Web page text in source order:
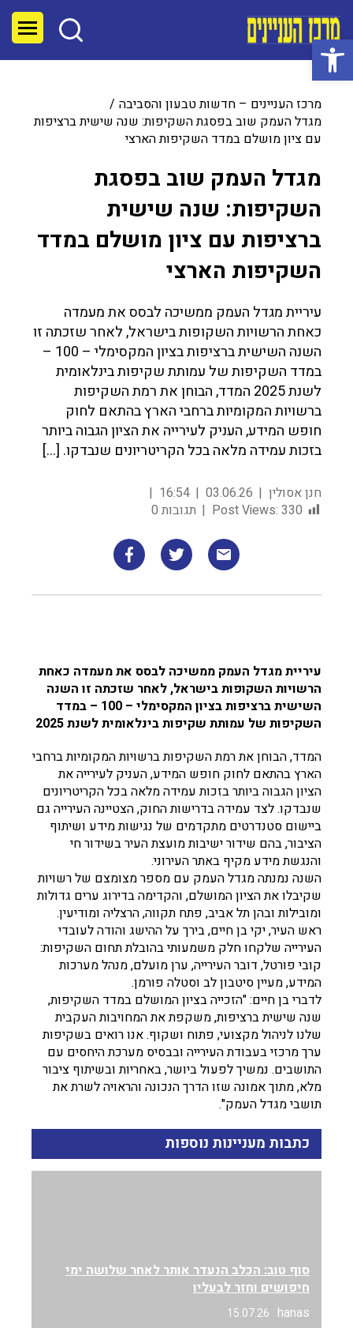
פתח סרגל נגישות
מרכז העניינים – חדשות טבעון והסביבה
מגדל העמק שוב בפסגת השקיפות: שנה שישית ברציפות
עם ציון מושלם במדד השקיפות הארצי
מגדל העמק שוב בפסגת
השקיפות: שנה שישית
ברציפות עם ציון מושלם במדד
השקיפות הארצי
עיריית מגדל העמק ממשיכה לבסס את מעמדה
כאחת הרשויות השקופות בישראל, לאחר שזכתה זו
השנה השישית ברציפות בציון המקסימלי – 100 –
במדד השקיפות של עמותת שקיפות בינלאומית
לשנת 2025 המדד, הבוחן את רמת השקיפות
ברשויות המקומיות ברחבי הארץ בהתאם לחוק
חופש המידע, העניק לעירייה את הציון הגבוה ביותר
בזכות עמידה מלאה בכל הקריטריונים שנבדקו. […]
חנן אסולין 03.06.26
16:54
Post Views: 330 תגובות 0
עיריית מגדל העמק ממשיכה לבסס את מעמדה כאחת
הרשויות השקופות בישראל, לאחר שזכתה זו השנה
השישית ברציפות בציון המקסימלי – 100 – במדד
השקיפות של עמותת שקיפות בינלאומית לשנת 2025
המדד, הבוחן את רמת השקיפות ברשויות המקומיות ברחבי
הארץ בהתאם לחוק חופש המידע, העניק לעירייה את
הציון הגבוה ביותר בזכות עמידה מלאה בכל הקריטריונים
שנבדקו. לצד עמידה בדרישות החוק, הצטיינה העירייה גם
ביישום סטנדרטים מתקדמים של נגישות מידע ושיתוף
הציבור, בהם שידור ישיבות מועצת העיר בשידור חי
והנגשת מידע מקיף באתר העירוני.
השנה נמנתה מגדל העמק עם מספר מצומצם של רשויות
שקיבלו את הציון המושלם, והקדימה בדירוג ערים גדולות
ומובילות ובהן תל אביב, פתח תקווה, הרצליה ומודיעין.
ראש העיר, יקי בן חיים, בירך על ההישג והודה לעובדי
העירייה שלקחו חלק משמעותי בהובלת תחום השקיפות:
קובי פורטל, דובר העירייה, ערן מועלם, מנהל מערכות
המידע, מעיין סיטבון לב וסטלה פורמן.
לדברי בן חיים: "הזכייה בציון המושלם במדד השקיפות,
שנה שישית ברציפות, משקפת את המחויבות העקבית
שלנו לניהול מקצועי, פתוח ושקוף. אנו רואים בשקיפות
ערך מרכזי בעבודת העירייה ובבסיס מערכת היחסים עם
התושבים. נמשיך לפעול ביושר, באחריות ובשיתוף ציבור
מלא, מתוך אמונה שזו הדרך הנכונה והראויה לשרת את
תושבי מגדל העמק".
כתבות מעניינות נוספות
סוף טוב: הכלב הנעדר אותר לאחר שלושה ימי
חיפושים וחזר לבעליו
hanas
15.07.26